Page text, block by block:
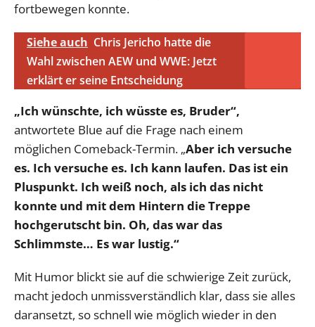
fortbewegen konnte.
Siehe auch Chris Jericho hatte die
Wahl zwischen AEW und WWE: Jetzt
erklärt er seine Entscheidung
„Ich wünschte, ich wüsste es, Bruder“,
antwortete Blue auf die Frage nach einem
möglichen Comeback-Termin. „Aber ich versuche
es. Ich versuche es. Ich kann laufen. Das ist ein
Pluspunkt. Ich weiß noch, als ich das nicht
konnte und mit dem Hintern die Treppe
hochgerutscht bin. Oh, das war das
Schlimmste… Es war lustig.“
Mit Humor blickt sie auf die schwierige Zeit zurück,
macht jedoch unmissverständlich klar, dass sie alles
daransetzt, so schnell wie möglich wieder in den